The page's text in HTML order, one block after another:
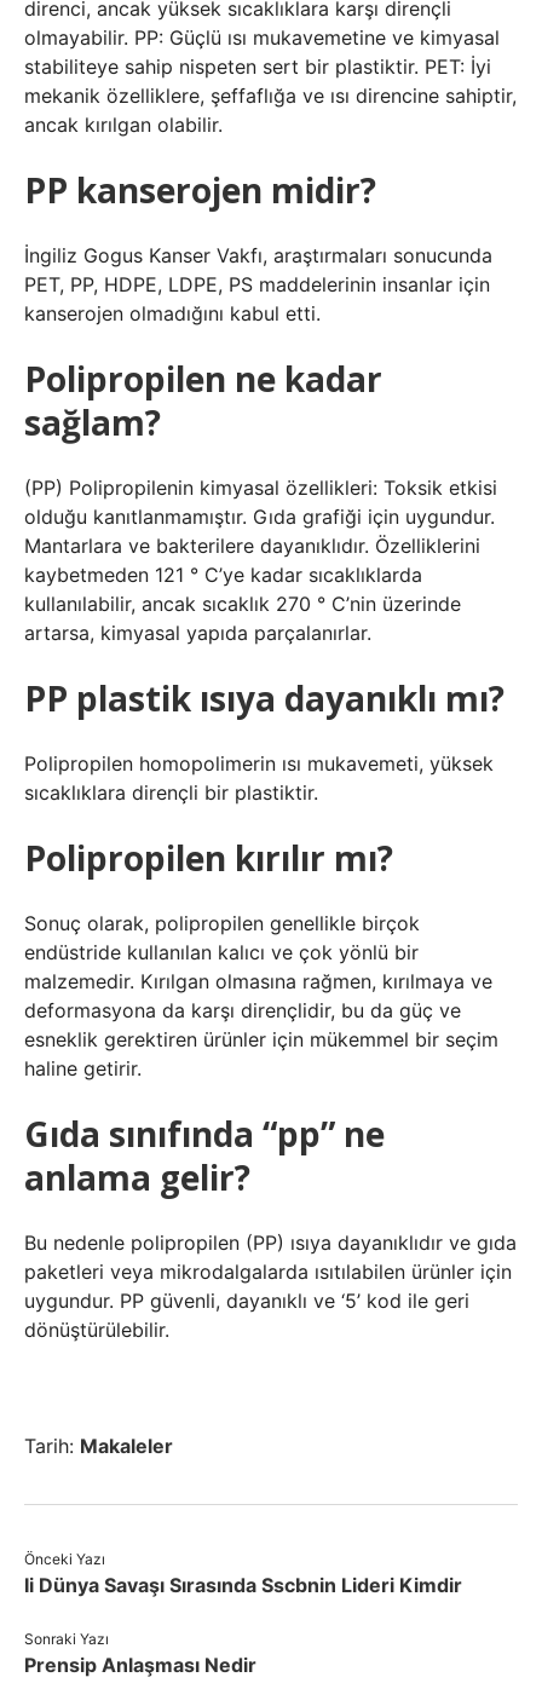
direnci, ancak yüksek sıcaklıklara karşı dirençli
olmayabilir. PP: Güçlü ısı mukavemetine ve kimyasal
stabiliteye sahip nispeten sert bir plastiktir. PET: İyi
mekanik özelliklere, şeffaflığa ve ısı direncine sahiptir,
ancak kırılgan olabilir.
PP kanserojen midir?
İngiliz Gogus Kanser Vakfı, araştırmaları sonucunda
PET, PP, HDPE, LDPE, PS maddelerinin insanlar için
kanserojen olmadığını kabul etti.
Polipropilen ne kadar
sağlam?
(PP) Polipropilenin kimyasal özellikleri: Toksik etkisi
olduğu kanıtlanmamıştır. Gıda grafiği için uygundur.
Mantarlara ve bakterilere dayanıklıdır. Özelliklerini
kaybetmeden 121 ° C’ye kadar sıcaklıklarda
kullanılabilir, ancak sıcaklık 270 ° C’nin üzerinde
artarsa, kimyasal yapıda parçalanırlar.
PP plastik ısıya dayanıklı mı?
Polipropilen homopolimerin ısı mukavemeti, yüksek
sıcaklıklara dirençli bir plastiktir.
Polipropilen kırılır mı?
Sonuç olarak, polipropilen genellikle birçok
endüstride kullanılan kalıcı ve çok yönlü bir
malzemedir. Kırılgan olmasına rağmen, kırılmaya ve
deformasyona da karşı dirençlidir, bu da güç ve
esneklik gerektiren ürünler için mükemmel bir seçim
haline getirir.
Gıda sınıfında “pp” ne
anlama gelir?
Bu nedenle polipropilen (PP) ısıya dayanıklıdır ve gıda
paketleri veya mikrodalgalarda ısıtılabilen ürünler için
uygundur. PP güvenli, dayanıklı ve ‘5’ kod ile geri
dönüştürülebilir.
Tarih: Makaleler
Önceki Yazı
Ii Dünya Savaşı Sırasında Sscbnin Lideri Kimdir
Sonraki Yazı
Prensip Anlaşması Nedir